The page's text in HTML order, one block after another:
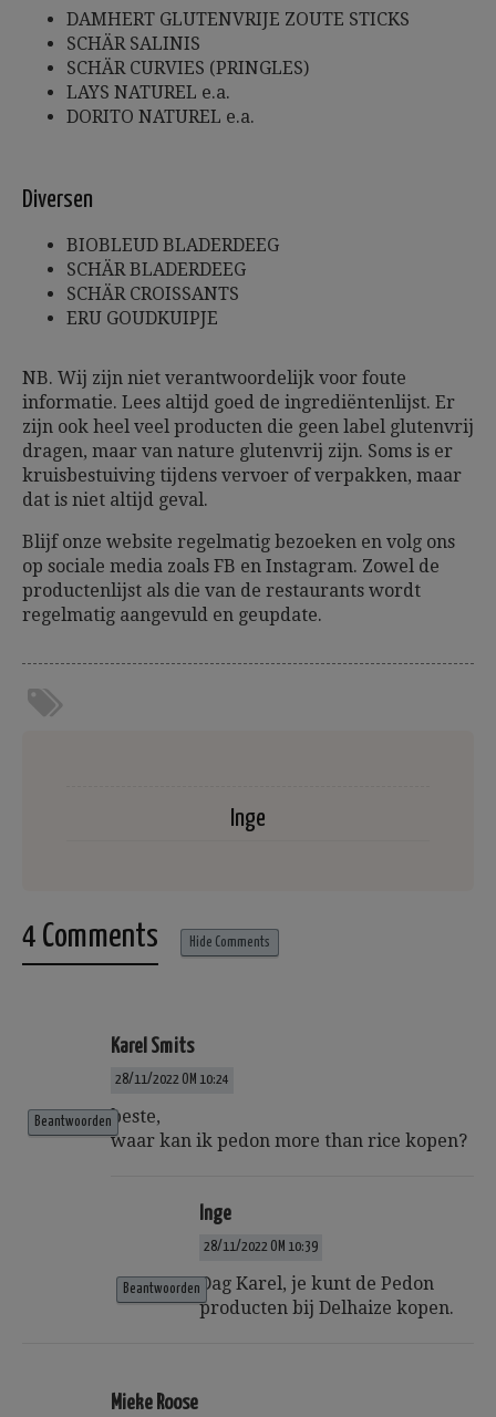
DAMHERT GLUTENVRIJE ZOUTE STICKS
SCHÄR SALINIS
SCHÄR CURVIES (PRINGLES)
LAYS NATUREL e.a.
DORITO NATUREL e.a.
Diversen
BIOBLEUD BLADERDEEG
SCHÄR BLADERDEEG
SCHÄR CROISSANTS
ERU GOUDKUIPJE
NB. Wij zijn niet verantwoordelijk voor foute
informatie. Lees altijd goed de ingrediëntenlijst. Er
zijn ook heel veel producten die geen label glutenvrij
dragen, maar van nature glutenvrij zijn. Soms is er
kruisbestuiving tijdens vervoer of verpakken, maar
dat is niet altijd geval.
Blijf onze website regelmatig bezoeken en volg ons
op sociale media zoals FB en Instagram. Zowel de
productenlijst als die van de restaurants wordt
regelmatig aangevuld en geupdate.
Inge
4 Comments Hide Comments
Karel Smits
28/11/2022 OM 10:24
beste,
waar kan ik pedon more than rice kopen?
Beantwoorden
Inge
28/11/2022 OM 10:39
Dag Karel, je kunt de Pedon
producten bij Delhaize kopen.
Beantwoorden
Mieke Roose